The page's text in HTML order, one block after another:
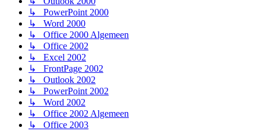
↳ PowerPoint 2000
↳ Word 2000
↳ Office 2000 Algemeen
↳ Office 2002
↳ Excel 2002
↳ FrontPage 2002
↳ Outlook 2002
↳ PowerPoint 2002
↳ Word 2002
↳ Office 2002 Algemeen
↳ Office 2003